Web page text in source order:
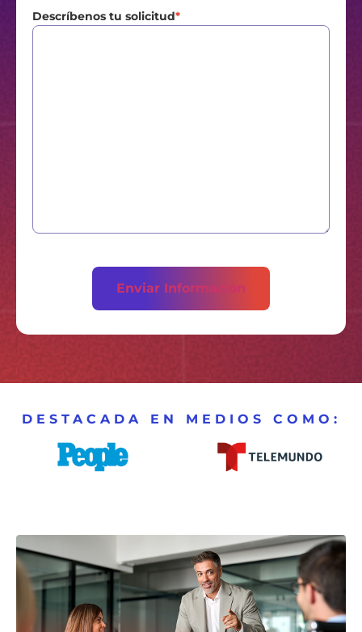
Descríbenos tu solicitud*
DESTACADA EN MEDIOS COMO: